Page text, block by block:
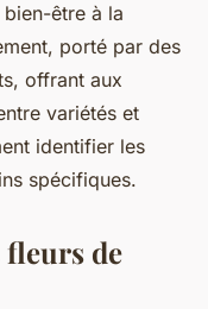
bien-être à la
porté par des
offrant aux
variétés et
identifier les
spécifiques.
fleurs de